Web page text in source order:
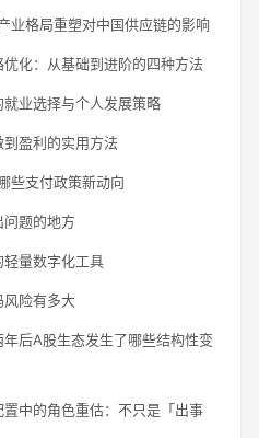
业格局重塑对中国供应链的影响
化：从基础到进阶的四种方法
就业选择与个人发展策略
到盈利的实用方法
些支付政策新动向
问题的地方
轻量数字化工具
风险有多大
后A股生态发生了哪些结构性变
中的角色重估：不只是「出事